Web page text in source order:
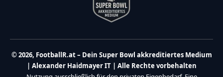
© 2026, FootballR.at – Dein Super Bowl akkreditiertes Medium
| Alexander Haidmayer IT | Alle Rechte vorbehalten